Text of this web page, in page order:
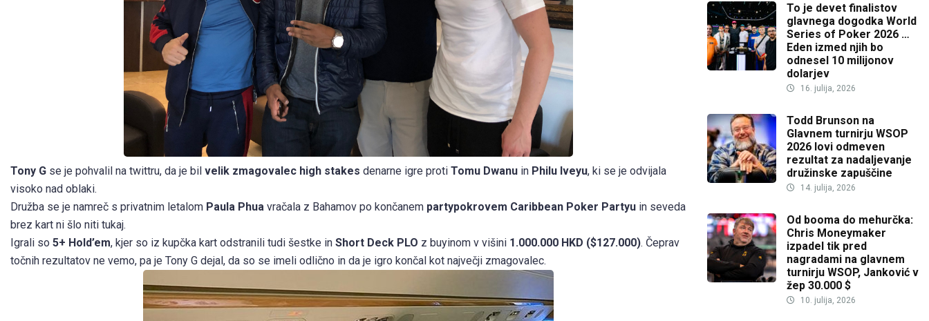
Tony G se je pohvalil na twittru, da je bil velik zmagovalec high stakes denarne igre proti Tomu Dwanu in Philu Iveyu, ki se je odvijala
visoko nad oblaki.
Družba se je namreč s privatnim letalom Paula Phua vračala z Bahamov po končanem partypokrovem Caribbean Poker Partyu in seveda
brez kart ni šlo niti tukaj.
Igrali so 5+ Hold’em, kjer so iz kupčka kart odstranili tudi šestke in Short Deck PLO z buyinom v višini 1.000.000 HKD ($127.000). Čeprav
točnih rezultatov ne vemo, pa je Tony G dejal, da so se imeli odlično in da je igro končal kot največji zmagovalec.
To je devet finalistov
glavnega dogodka World
Series of Poker 2026 …
Eden izmed njih bo
odnesel 10 milijonov
dolarjev
16. julija, 2026
Todd Brunson na
Glavnem turnirju WSOP
2026 lovi odmeven
rezultat za nadaljevanje
družinske zapuščine
14. julija, 2026
Od booma do mehurčka:
Chris Moneymaker
izpadel tik pred
nagradami na glavnem
turnirju WSOP, Janković v
žep 30.000 $
10. julija, 2026